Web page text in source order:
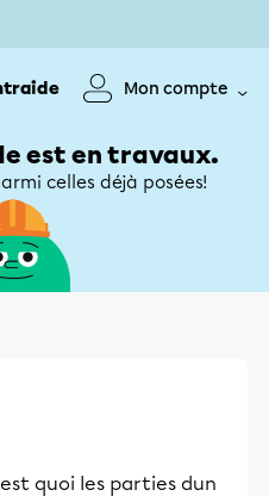
Mon compte
est en travaux.
celles déjà posées!
quoi les parties dun